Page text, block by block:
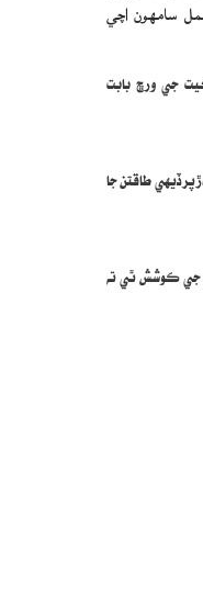
سامهون اچي
جي ورڇ بابت
پرڏيهي طاقتن جا
جي ڪوشش ٿي ته